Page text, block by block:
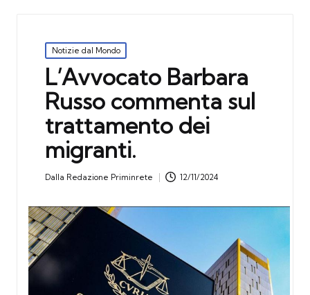
Posted
in
Notizie dal Mondo
L’Avvocato Barbara
Russo commenta sul
trattamento dei
migranti.
Posted
Dalla Redazione Priminrete 12/11/2024